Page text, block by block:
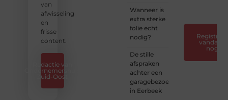
van
afwisseling
en
frisse
content.
Redactie van
Ondernemershuis
Zuid-Oost
Wanneer is
extra sterke
folie echt
nodig?
De stille
afspraken
achter een
garagebezoek
in Eerbeek
Registreer
vandaag
nog